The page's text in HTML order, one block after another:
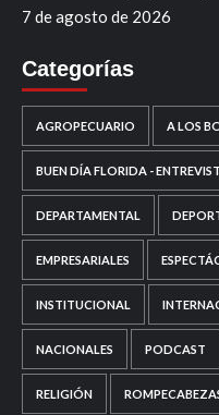
7 de agosto de 2026
Categorías
AGROPECUARIO A LOS
BUEN DÍA FLORIDA -
DEPARTAMENTAL
EMPRESARIALES
INSTITUCIONAL
NACIONALES PODCAST
RELIGIÓN